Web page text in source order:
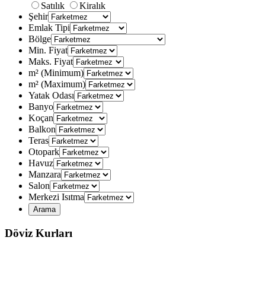
Satılık
Kiralık
Şehir
Emlak Tipi
Bölge
Min. Fiyat
Maks. Fiyat
m² (Minimum)
m² (Maximum)
Yatak Odası
Banyo
Koçan
Balkon
Teras
Otopark
Havuz
Manzara
Salon
Merkezi Isıtma
Döviz Kurları